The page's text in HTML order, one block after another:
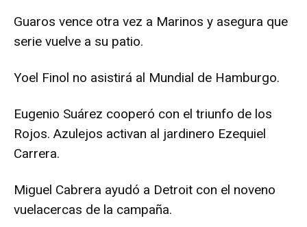
Guaros vence otra vez a Marinos y asegura que
serie vuelve a su patio.
Yoel Finol no asistirá al Mundial de Hamburgo.
Eugenio Suárez cooperó con el triunfo de los
Rojos. Azulejos activan al jardinero Ezequiel
Carrera.
Miguel Cabrera ayudó a Detroit con el noveno
vuelacercas de la campaña.